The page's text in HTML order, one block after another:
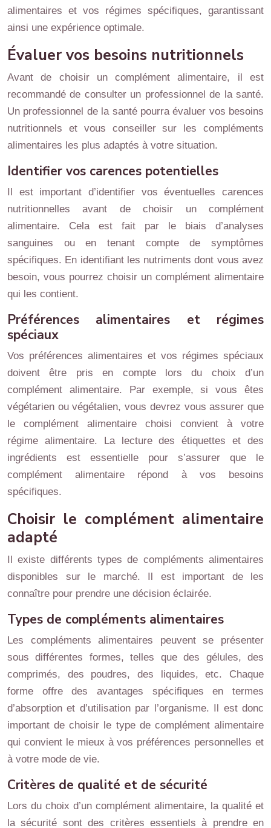
alimentaires et vos régimes spécifiques, garantissant
ainsi une expérience optimale.
Évaluer vos besoins nutritionnels
Avant de choisir un complément alimentaire, il est
recommandé de consulter un professionnel de la santé.
Un professionnel de la santé pourra évaluer vos besoins
nutritionnels et vous conseiller sur les compléments
alimentaires les plus adaptés à votre situation.
Identifier vos carences potentielles
Il est important d’identifier vos éventuelles carences
nutritionnelles avant de choisir un complément
alimentaire. Cela est fait par le biais d’analyses
sanguines ou en tenant compte de symptômes
spécifiques. En identifiant les nutriments dont vous avez
besoin, vous pourrez choisir un complément alimentaire
qui les contient.
Préférences alimentaires et régimes
spéciaux
Vos préférences alimentaires et vos régimes spéciaux
doivent être pris en compte lors du choix d’un
complément alimentaire. Par exemple, si vous êtes
végétarien ou végétalien, vous devrez vous assurer que
le complément alimentaire choisi convient à votre
régime alimentaire. La lecture des étiquettes et des
ingrédients est essentielle pour s’assurer que le
complément alimentaire répond à vos besoins
spécifiques.
Choisir le complément alimentaire
adapté
Il existe différents types de compléments alimentaires
disponibles sur le marché. Il est important de les
connaître pour prendre une décision éclairée.
Types de compléments alimentaires
Les compléments alimentaires peuvent se présenter
sous différentes formes, telles que des gélules, des
comprimés, des poudres, des liquides, etc. Chaque
forme offre des avantages spécifiques en termes
d’absorption et d’utilisation par l’organisme. Il est donc
important de choisir le type de complément alimentaire
qui convient le mieux à vos préférences personnelles et
à votre mode de vie.
Critères de qualité et de sécurité
Lors du choix d’un complément alimentaire, la qualité et
la sécurité sont des critères essentiels à prendre en